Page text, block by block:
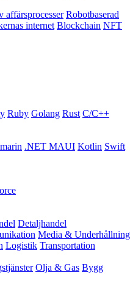
affärsprocesser Robotbaserad
internet Blockchain NFT
Ruby Golang Rust C/C++
.NET MAUI Kotlin Swift
Detaljhandel
Media & Underhållning
Logistik Transportation
Olja & Gas Bygg